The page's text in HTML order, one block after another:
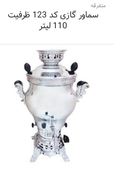
متفرقه
سماور گازی کد 123 ظرفیت
110 لیتر